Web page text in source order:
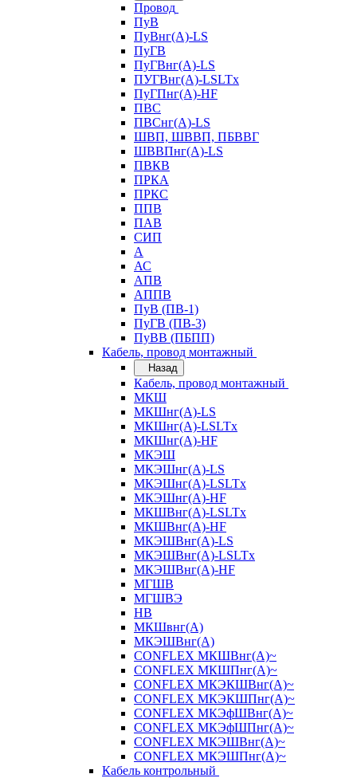
Провод
ПуВ
ПуВнг(А)-LS
ПуГВ
ПуГВнг(А)-LS
ПУГВнг(А)-LSLTx
ПуГПнг(А)-HF
ПВС
ПВСнг(А)-LS
ШВП, ШВВП, ПБВВГ
ШВВПнг(А)-LS
ПВКВ
ПРКА
ПРКС
ППВ
ПАВ
СИП
А
АС
АПВ
АППВ
ПуВ (ПВ-1)
ПуГВ (ПВ-3)
ПуВВ (ПБПП)
Кабель, провод монтажный
Назад
Кабель, провод монтажный
МКШ
МКШнг(А)-LS
МКШнг(А)-LSLTx
МКШнг(А)-HF
МКЭШ
МКЭШнг(А)-LS
МКЭШнг(А)-LSLTx
МКЭШнг(А)-HF
МКШВнг(A)-LSLTx
МКШВнг(А)-HF
МКЭШВнг(А)-LS
МКЭШВнг(A)-LSLTx
МКЭШВнг(А)-HF
МГШВ
МГШВЭ
НВ
МКШвнг(А)
МКЭШВнг(А)
CONFLEX МКШВнг(А)~
CONFLEX МКШПнг(А)~
CONFLEX МКЭКШВнг(А)~
CONFLEX МКЭКШПнг(А)~
CONFLEX МКЭфШВнг(А)~
CONFLEX МКЭфШПнг(А)~
CONFLEX МКЭШВнг(А)~
CONFLEX МКЭШПнг(А)~
Кабель контрольный